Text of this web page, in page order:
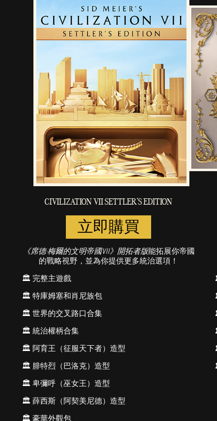
CIVILIZATION VII SETTLER'S EDITION
立即購買
《席德·梅爾的文明帝國VII》開拓者版能拓展你帝國
的戰略視野，並為你提供更多統治選項！
🏛️ 完整主遊戲
🏛️ 特庫姆塞和肖尼族包
🏛️ 世界的交叉路口合集
🏛️ 統治權柄合集
🏛️ 阿育王（征服天下者）造型
🏛️ 腓特烈（巴洛克）造型
🏛️ 卑彌呼（巫女王）造型
🏛️ 薛西斯（阿契美尼德）造型
🏛️ 豪華外觀包